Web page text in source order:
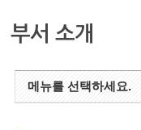
부서 소개
메뉴를 선택하세요.